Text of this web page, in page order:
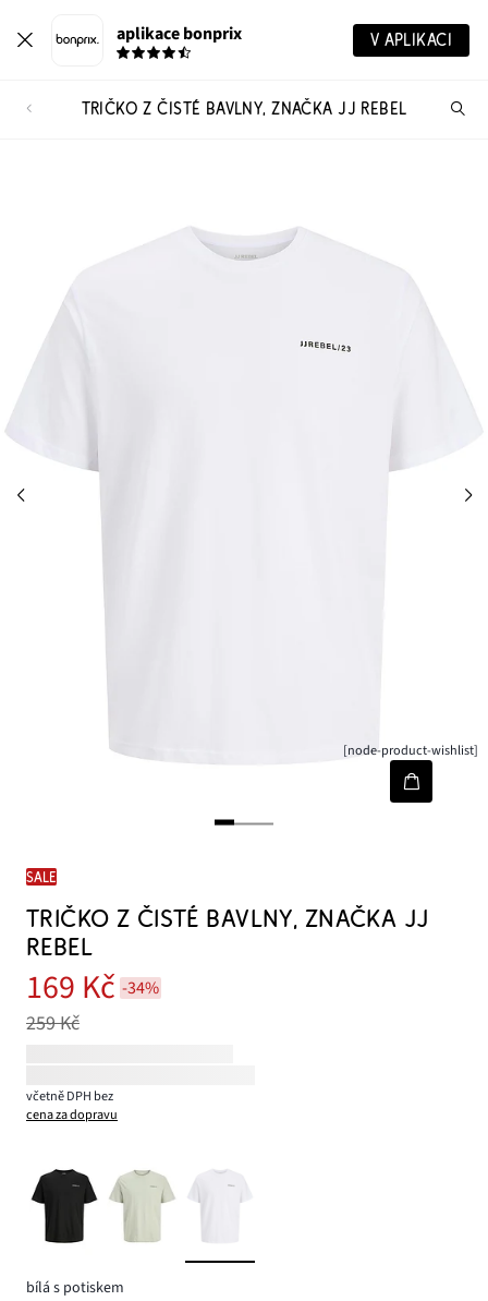
aplikace bonprix V APLIKACI
TRIČKO Z ČISTÉ BAVLNY, ZNAČKA JJ REBEL
[node-product-wishlist]
SALE
TRIČKO Z ČISTÉ BAVLNY, ZNAČKA JJ
REBEL
169 Kč -34%
259 Kč
včetně DPH bez
cena za dopravu
bílá s potiskem